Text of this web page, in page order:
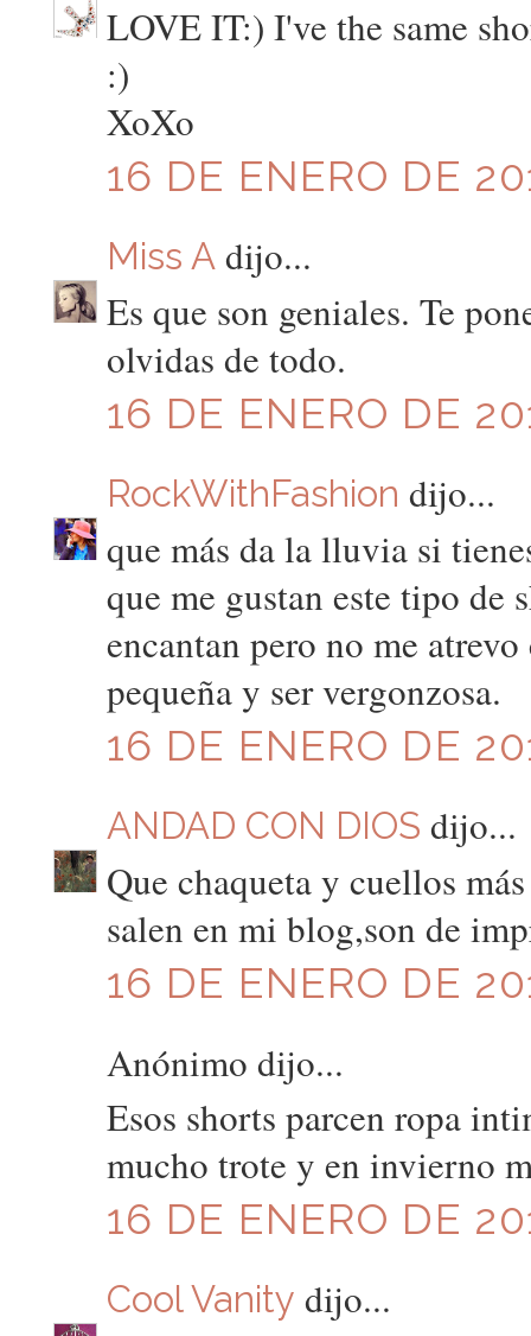
LOVE IT:) I've the same
:)
XoXo
16 DE ENERO DE
Miss Adijo...
Es que son geniales. Te
olvidas de todo.
16 DE ENERO DE
RockWithFashion dijo...
que más da la lluvia si
que me gustan este tipo de
encantan pero no me
pequeña y ser vergonzosa.
16 DE ENERO DE
ANDAD CON DIOS dijo...
Que chaqueta y cuellos
salen en mi blog,son de
16 DE ENERO DE
Anónimo dijo...
Esos shorts parcen ropa
mucho trote y en invierno
16 DE ENERO DE
Cool Vanity dijo...